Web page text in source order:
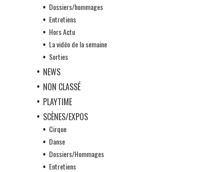
Dossiers/hommages
Entretiens
Hors Actu
La vidéo de la semaine
Sorties
NEWS
NON CLASSÉ
PLAYTIME
SCÈNES/EXPOS
Cirque
Danse
Dossiers/Hommages
Entretiens